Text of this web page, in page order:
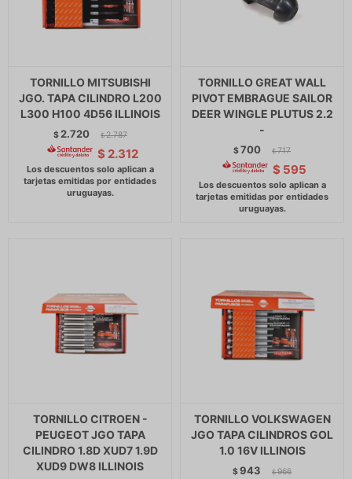
TORNILLO MITSUBISHI
JGO. TAPA CILINDRO L200
L300 H100 4D56 ILLINOIS
$ 2.720 $ 2.787
$ 2.312
TORNILLO GREAT WALL
PIVOT EMBRAGUE SAILOR
DEER WINGLE PLUTUS 2.2
-
$700 $ 717
$ 595
TORNILLO CITROEN -
PEUGEOT JGO TAPA
CILINDRO 1.8D XUD7 1.9D
XUD9 DW8 ILLINOIS
TORNILLO VOLKSWAGEN
JGO TAPA CILINDROS GOL
1.0 16V ILLINOIS
$943 $ 966